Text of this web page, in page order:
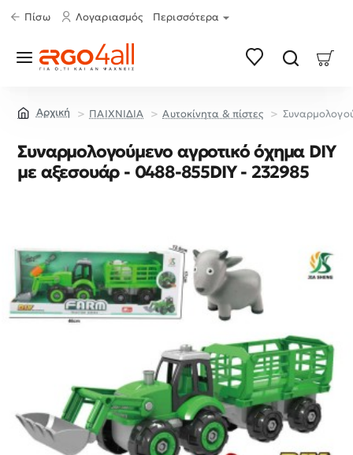
Πίσω Λογαριασμός Περισσότερα
ΠΑΙΧΝΙΔΙΑ Aυτοκίνητα & πίστες
Συναρμολογούμενο αγροτικό όχημα DIY
με αξεσουάρ - 0488-855DIY - 232985